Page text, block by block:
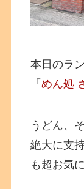
本日のラ
「めん処
うどん、
絶大に支
も超お気